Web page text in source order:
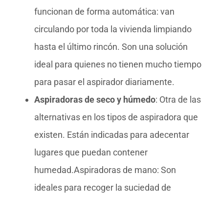
funcionan de forma automática: van
circulando por toda la vivienda limpiando
hasta el último rincón. Son una solución
ideal para quienes no tienen mucho tiempo
para pasar el aspirador diariamente.
Aspiradoras de seco y húmedo: Otra de las
alternativas en los tipos de aspiradora que
existen. Están indicadas para adecentar
lugares que puedan contener
humedad.Aspiradoras de mano: Son
ideales para recoger la suciedad de